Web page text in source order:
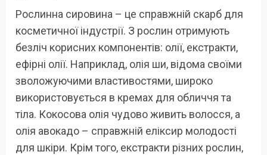
Рослинна сировина – це справжній скарб для
косметичної індустрії. З рослин отримують
безліч корисних компонентів: олії, екстракти,
ефірні олії. Наприклад, олія ши, відома своїми
зволожуючими властивостями, широко
використовується в кремах для обличчя та
тіла. Кокосова олія чудово живить волосся, а
олія авокадо – справжній еліксир молодості
для шкіри. Крім того, екстракти різних рослин,